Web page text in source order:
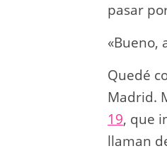
pasar
«Bueno,
Quedé
Madrid.
19, que
llaman